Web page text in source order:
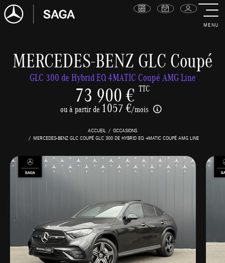
MENU
MERCEDES-BENZ GLC Coupé
GLC 300 de Hybrid EQ 4MATIC Coupé AMG Line
73 900 € TTC
ou à partir de 1057 €/mois
ACCUEIL
OCCASIONS
MERCEDES-BENZ GLC COUPÉ GLC 300 DE HYBRID EQ 4MATIC COUPÉ AMG LINE